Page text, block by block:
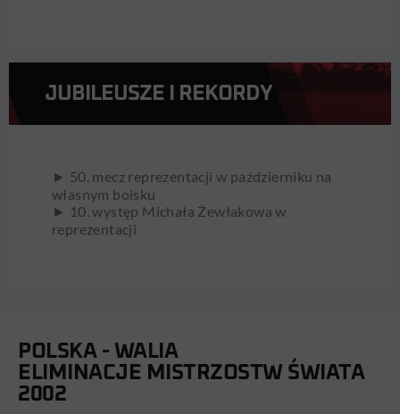
JUBILEUSZE I REKORDY
► 50. mecz reprezentacji w październiku na
własnym boisku
► 10. występ Michała Żewłakowa w
reprezentacji
POLSKA - WALIA
ELIMINACJE MISTRZOSTW ŚWIATA
2002